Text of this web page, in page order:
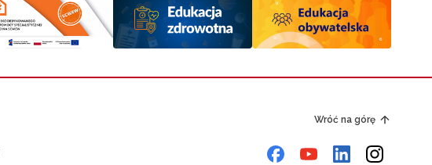
Wróć na górę